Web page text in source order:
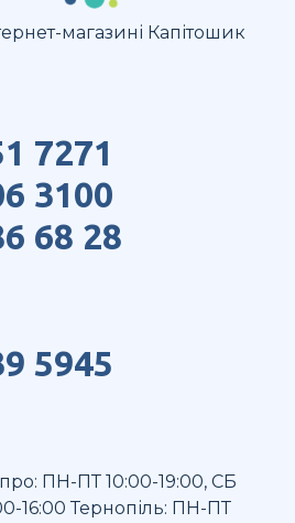
магазині Капітошик
7271
3100
68 28
5945
ПН-ПТ 10:00-19:00, СБ
16:00 Тернопіль: ПН-ПТ